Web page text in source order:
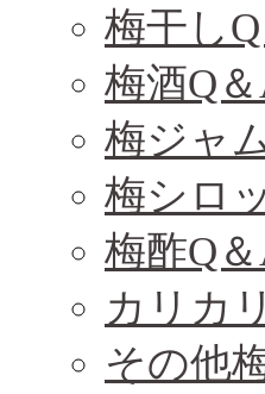
梅干し
梅酒Q
梅ジャ
梅シロ
梅酢Q
カリカ
その他